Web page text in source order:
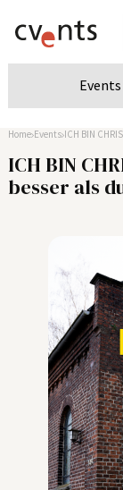
Events
Home Events ICH BIN
ICH BIN
besser als